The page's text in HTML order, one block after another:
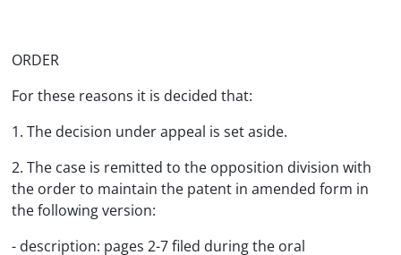
ORDER
For these reasons it is decided that:
1. The decision under appeal is set aside.
2. The case is remitted to the opposition division with
the order to maintain the patent in amended form in
the following version:
- description: pages 2-7 filed during the oral